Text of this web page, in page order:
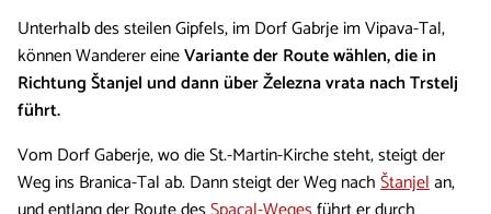
Unterhalb des steilen Gipfels, im Dorf Gabrje im Vipava-Tal,
können Wanderer eineVariante der Route wählen, die in
Richtung Štanjel und dann über Železna vrata nach Trstelj
führt.
Vom Dorf Gaberje, wo die St.-Martin-Kirche steht, steigt der
Weg ins Branica-Tal ab. Dann steigt der Weg nachŠtanjelan,